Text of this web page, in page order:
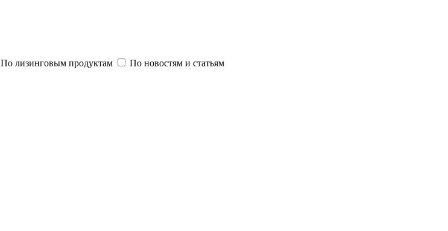
По лизинговым продуктам По новостям и статьям